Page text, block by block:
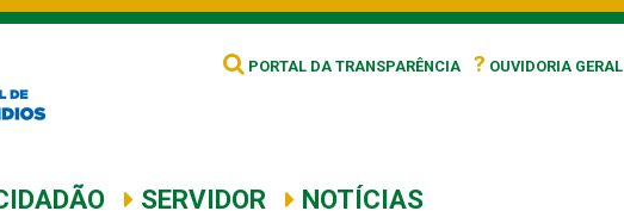
PORTAL DA TRANSPARÊNCIA ? OUVIDORIA GERAL
SERVIDOR NOTÍCIAS